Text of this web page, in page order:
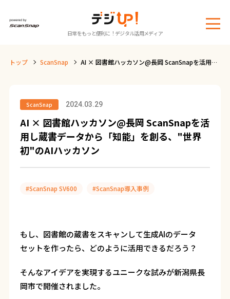
日常をもっと便利に！デジタル活用メディア
メ
ー
トップ ScanSnap
AI × 図書館ハッカソン@長岡 ScanSnapを活用し
ScanSnap 2024.03.29
AI × 図書館ハッカソン@長岡 ScanSnapを活
用し蔵書データから「知能」を創る、"世界
初"のAIハッカソン
#ScanSnap SV600 #ScanSnap導入事例
もし、図書館の蔵書をスキャンして生成AIのデータ
セットを作ったら、どのように活用できるだろう？
そんなアイデアを実現するユニークな試みが新潟県長
岡市で開催されました。